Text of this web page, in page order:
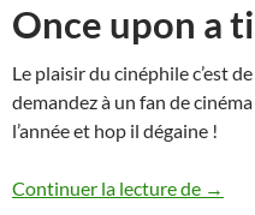
Once upon a
Le plaisir du cinéphile c’est
demandez à un fan de
l’année et hop il dégaine !
Continuer la lecture de Mon
→